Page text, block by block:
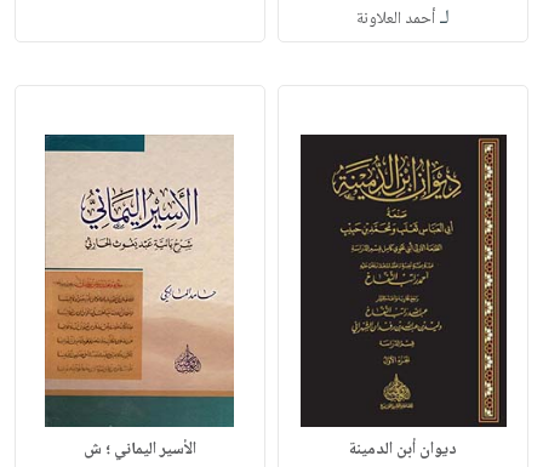
لـأحمد العلاونة
ديوان أبن الدمينة الأسير اليماني ؛ ش